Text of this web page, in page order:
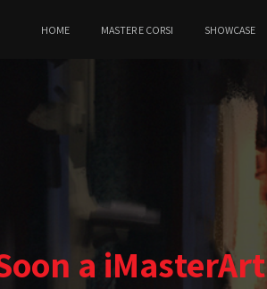
HOME MASTER E CORSI SHOWCASE
a